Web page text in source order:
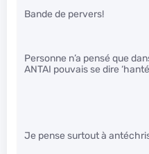
Bande de pervers!
Personne n’a pensé que
ANTAI pouvais se dire
Je pense surtout à